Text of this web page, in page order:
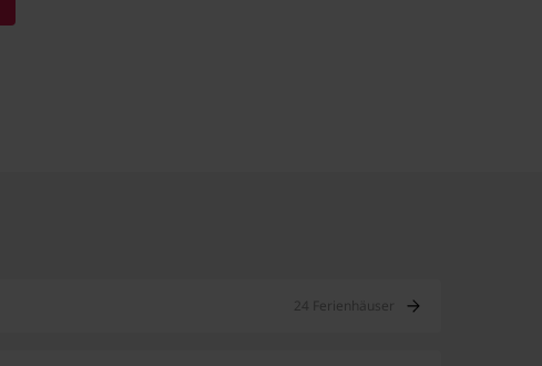
24 Ferienhäuser